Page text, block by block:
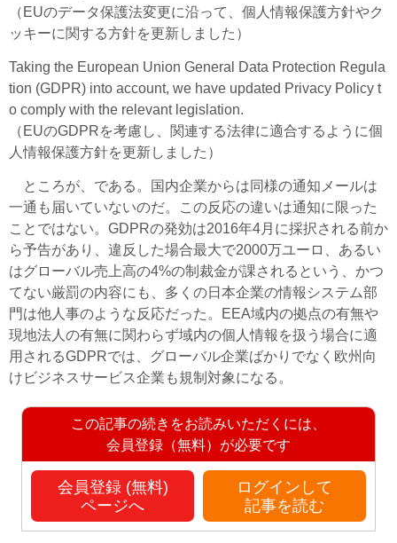
（EUのデータ保護法変更に沿って、個人情報保護方針やク
ッキーに関する方針を更新しました）
Taking the European Union General Data Protection Regula
tion (GDPR) into account, we have updated Privacy Policy t
o comply with the relevant legislation.
（EUのGDPRを考慮し、関連する法律に適合するように個
人情報保護方針を更新しました）
ところが、である。国内企業からは同様の通知メールは
一通も届いていないのだ。この反応の違いは通知に限った
ことではない。GDPRの発効は2016年4月に採択される前か
ら予告があり、違反した場合最大で2000万ユーロ、あるい
はグローバル売上高の4%の制裁金が課されるという、かつ
てない厳罰の内容にも、多くの日本企業の情報システム部
門は他人事のような反応だった。EEA域内の拠点の有無や
現地法人の有無に関わらず域内の個人情報を扱う場合に適
用されるGDPRでは、グローバル企業ばかりでなく欧州向
けビジネスサービス企業も規制対象になる。
この記事の続きをお読みいただくには、
会員登録（無料）が必要です
会員登録 (無料)
ページへ
ログインして
記事を読む